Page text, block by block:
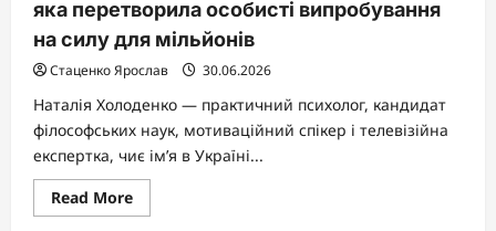
яка перетворила особисті випробування
на силу для мільйонів
Стаценко Ярослав 30.06.2026
Наталія Холоденко — практичний психолог, кандидат
філософських наук, мотиваційний спікер і телевізійна
експертка, чиє ім’я в Україні...
Read MoreRead
more